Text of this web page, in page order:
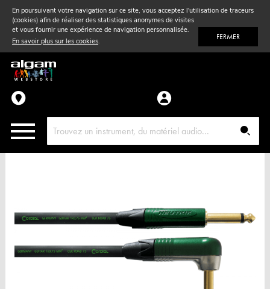
En poursuivant votre navigation sur ce site, vous acceptez l'utilisation de traceurs
(cookies) afin de réaliser des statistiques anonymes de visites
et vous fournir une expérience de navigation personnalisée.
En savoir plus sur les cookies. FERMER
Vent& Violon
Accessoires
Pièces détachées